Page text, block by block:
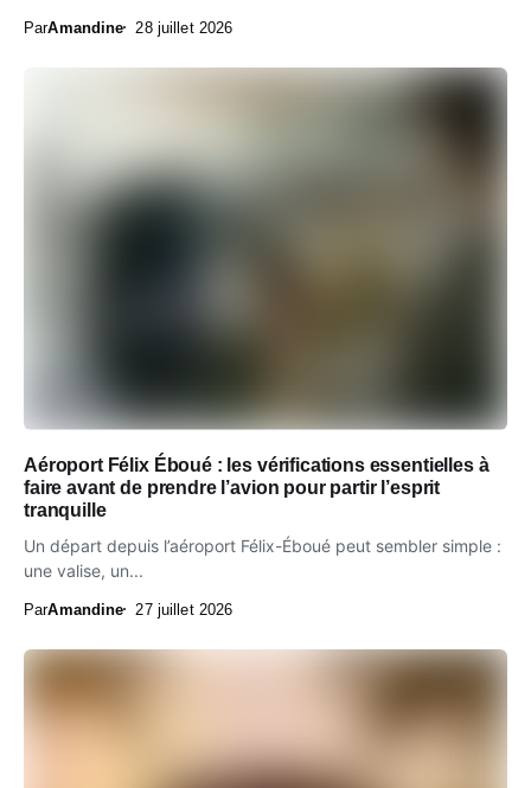
ParAmandine 28 juillet 2026
Aéroport Félix Éboué : les vérifications essentielles à
faire avant de prendre l’avion pour partir l’esprit
tranquille
Un départ depuis l’aéroport Félix-Éboué peut sembler simple :
une valise, un...
ParAmandine 27 juillet 2026